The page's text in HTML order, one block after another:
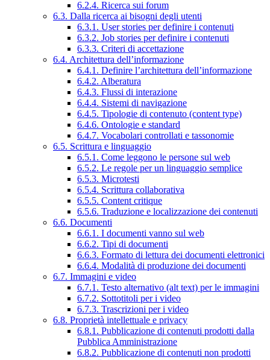
6.2.4. Ricerca sui forum
6.3. Dalla ricerca ai bisogni degli utenti
6.3.1. User stories per definire i contenuti
6.3.2. Job stories per definire i contenuti
6.3.3. Criteri di accettazione
6.4. Architettura dell’informazione
6.4.1. Definire l’architettura dell’informazione
6.4.2. Alberatura
6.4.3. Flussi di interazione
6.4.4. Sistemi di navigazione
6.4.5. Tipologie di contenuto (content type)
6.4.6. Ontologie e standard
6.4.7. Vocabolari controllati e tassonomie
6.5. Scrittura e linguaggio
6.5.1. Come leggono le persone sul web
6.5.2. Le regole per un linguaggio semplice
6.5.3. Microtesti
6.5.4. Scrittura collaborativa
6.5.5. Content critique
6.5.6. Traduzione e localizzazione dei contenuti
6.6. Documenti
6.6.1. I documenti vanno sul web
6.6.2. Tipi di documenti
6.6.3. Formato di lettura dei documenti elettronici
6.6.4. Modalità di produzione dei documenti
6.7. Immagini e video
6.7.1. Testo alternativo (alt text) per le immagini
6.7.2. Sottotitoli per i video
6.7.3. Trascrizioni per i video
6.8. Proprietà intellettuale e privacy
6.8.1. Pubblicazione di contenuti prodotti dalla
Pubblica Amministrazione
6.8.2. Pubblicazione di contenuti non prodotti